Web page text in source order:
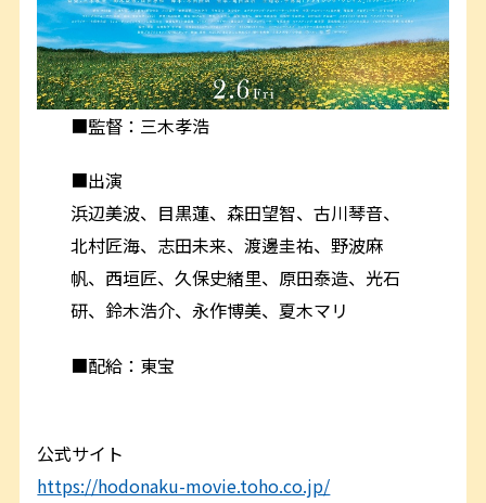
■監督：三木孝浩
■出演
浜辺美波、目黒蓮、森田望智、古川琴音、
北村匠海、志田未来、渡邊圭祐、野波麻
帆、西垣匠、久保史緒里、原田泰造、光石
研、鈴木浩介、永作博美、夏木マリ
■配給：東宝
公式サイト
https://hodonaku-movie.toho.co.jp/